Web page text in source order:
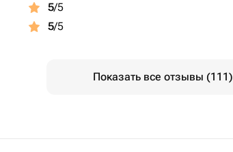
5/5
5/5
Показать все отзывы (111)